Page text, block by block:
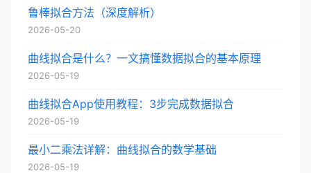
鲁棒拟合方法（深度解析）
2026-05-20
曲线拟合是什么？一文搞懂数据拟合的基本原理
2026-05-19
曲线拟合App使用教程：3步完成数据拟合
2026-05-19
最小二乘法详解：曲线拟合的数学基础
2026-05-19